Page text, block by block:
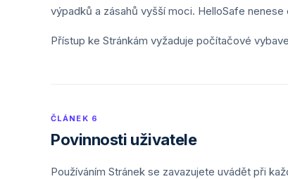
výpadků a zásahů vyšší moci. HelloSafe
Přístup ke Stránkám vyžaduje počítačové
ČLÁNEK 6
Povinnosti uživatele
Používáním Stránek se zavazujete uvádět při